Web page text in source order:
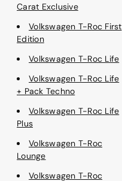
Carat Exclusive
Volkswagen T-Roc First
Edition
Volkswagen T-Roc Life
Volkswagen T-Roc Life
+ Pack Techno
Volkswagen T-Roc Life
Plus
Volkswagen T-Roc
Lounge
Volkswagen T-Roc